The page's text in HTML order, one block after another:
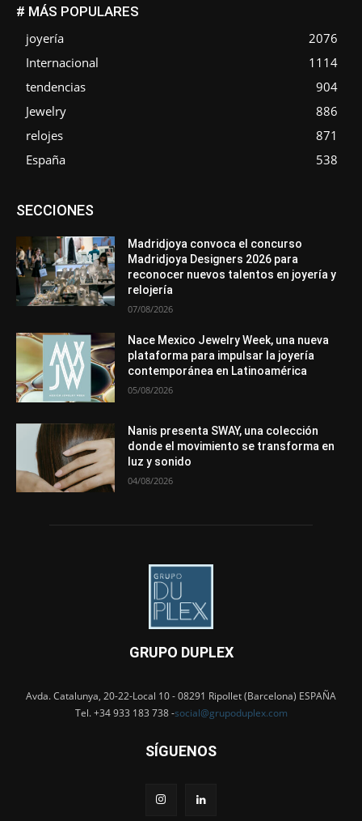
# MÁS POPULARES
joyería
2076
Internacional
1114
tendencias
904
Jewelry
886
relojes
871
España
538
SECCIONESAsociaciones
Entrevistas
Mundo Técnico
Novedades Opiniones
Perspectiva
Premios
Secciones Sin categoría
Más
Madridjoya convoca el concurso
Madridjoya Designers 2026 para
reconocer nuevos talentos en joyería y
relojería
07/08/2026
Nace Mexico Jewelry Week, una nueva
plataforma para impulsar la joyería
contemporánea en Latinoamérica
05/08/2026
Nanis presenta SWAY, una colección
donde el movimiento se transforma en
luz y sonido
04/08/2026
GRUPO DUPLEX
Avda. Catalunya, 20-22-Local 10 - 08291 Ripollet (Barcelona) ESPAÑA
Tel. +34 933 183 738 -social@grupoduplex.com
SÍGUENOS